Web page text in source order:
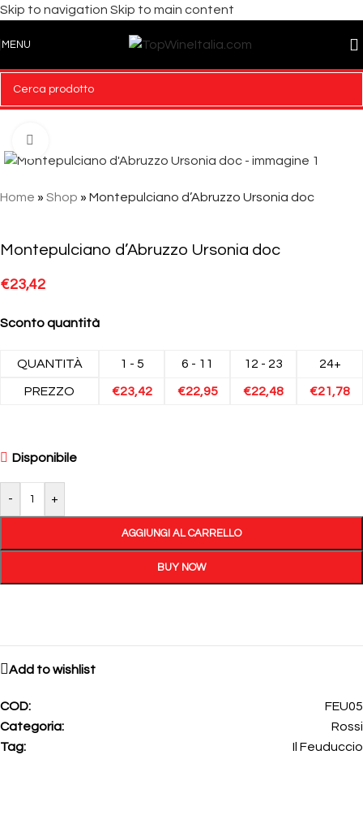
Skip to navigation Skip to main content
MENU
Home » Shop » Montepulciano d’Abruzzo Ursonia doc
Montepulciano d’Abruzzo Ursonia doc
€23,42
Sconto quantità
QUANTITÀ 1 - 5 6 - 11 12 - 23 24+
PREZZO €23,42 €22,95 €22,48 €21,78
Disponibile
- +
AGGIUNGI AL CARRELLO
BUY NOW
Add to wishlist
COD:
FEU05
Categoria:
Rossi
Tag:
Il Feuduccio